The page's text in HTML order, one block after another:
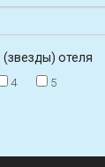
отеля
4 5